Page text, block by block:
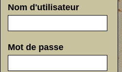
Nom d'utilisateur
Mot de passe